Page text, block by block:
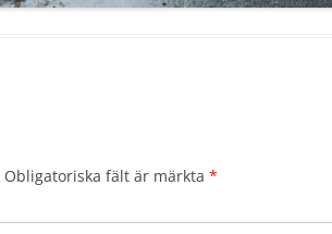
Obligatoriska fält är märkta *